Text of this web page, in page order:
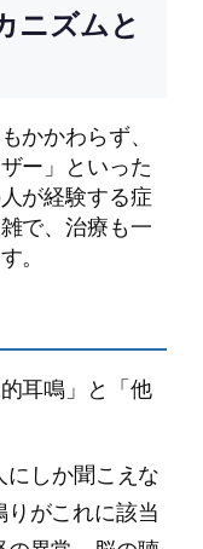
ニズムと
かかわらず、
ー」といった
が経験する症
で、治療も一
。
耳鳴」と「他
にしか聞こえな
がこれに該当